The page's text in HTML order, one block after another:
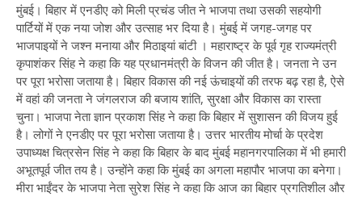
मुंबई। बिहार में एनडीए को मिली प्रचंड जीत ने भाजपा तथा उसकी सहयोगी
पार्टियों में एक नया जोश और उत्साह भर दिया है। मुंबई में जगह-जगह पर
भाजपाइयों ने जश्न मनाया और मिठाइयां बांटी । महाराष्ट्र के पूर्व गृह राज्यमंत्री
कृपाशंकर सिंह ने कहा कि यह प्रधानमंत्री के विजन की जीत है। जनता ने उन
पर पूरा भरोसा जताया है। बिहार विकास की नई ऊंचाइयों की तरफ बढ़ रहा है, ऐसे
में वहां की जनता ने जंगलराज की बजाय शांति, सुरक्षा और विकास का रास्ता
चुना। भाजपा नेता ज्ञान प्रकाश सिंह ने कहा कि बिहार में सुशासन की विजय हुई
है। लोगों ने एनडीए पर पूरा भरोसा जताया है। उत्तर भारतीय मोर्चा के प्रदेश
उपाध्यक्ष चित्रसेन सिंह ने कहा कि बिहार के बाद मुंबई महानगरपालिका में भी हमारी
अभूतपूर्व जीत तय है। उन्होंने कहा कि मुंबई का अगला महापौर भाजपा का बनेगा।
मीरा भाईंदर के भाजपा नेता सुरेश सिंह ने कहा कि आज का बिहार प्रगतिशील और